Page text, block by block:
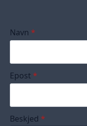
Navn *
Epost *
Beskjed *